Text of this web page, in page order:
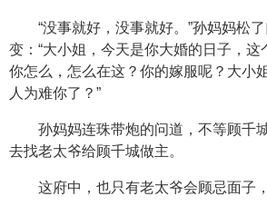
“没事就好，没事就好。”孙妈妈松
变：“大小姐，今天是你大婚的日子，这
你怎么，怎么在这？你的嫁服呢？大小
人为难你了？”
孙妈妈连珠带炮的问道，不等顾千
去找老太爷给顾千城做主。
这府中，也只有老太爷会顾忌面子